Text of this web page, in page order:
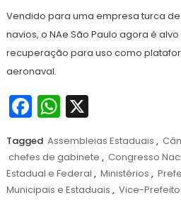
Vendido para uma empresa turca
navios, o NAe São Paulo agora é
recuperação para uso como
aeronaval.
Facebook
WhatsApp
X
Tagged Assembleias Estaduais ,
chefes de gabinete , Congresso
Estadual e Federal , Ministérios ,
Municipais e Estaduais , Vice-